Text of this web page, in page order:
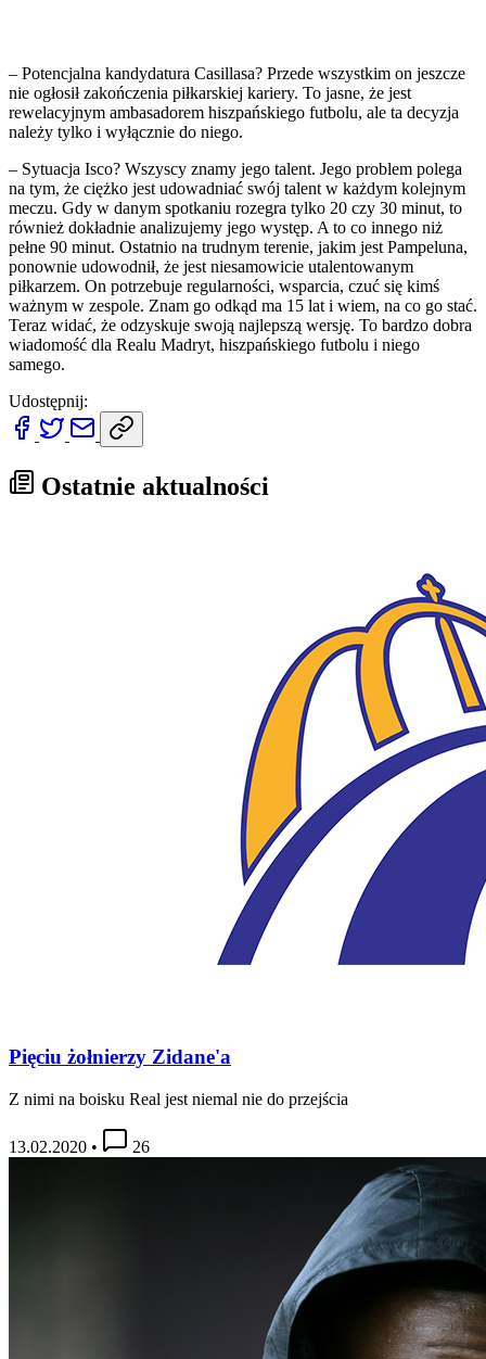
– Potencjalna kandydatura Casillasa? Przede wszystkim on jeszcze
nie ogłosił zakończenia piłkarskiej kariery. To jasne, że jest
rewelacyjnym ambasadorem hiszpańskiego futbolu, ale ta decyzja
należy tylko i wyłącznie do niego.
– Sytuacja Isco? Wszyscy znamy jego talent. Jego problem polega
na tym, że ciężko jest udowadniać swój talent w każdym kolejnym
meczu. Gdy w danym spotkaniu rozegra tylko 20 czy 30 minut, to
również dokładnie analizujemy jego występ. A to co innego niż
pełne 90 minut. Ostatnio na trudnym terenie, jakim jest Pampeluna,
ponownie udowodnił, że jest niesamowicie utalentowanym
piłkarzem. On potrzebuje regularności, wsparcia, czuć się kimś
ważnym w zespole. Znam go odkąd ma 15 lat i wiem, na co go stać.
Teraz widać, że odzyskuje swoją najlepszą wersję. To bardzo dobra
wiadomość dla Realu Madryt, hiszpańskiego futbolu i niego
samego.
Udostępnij:
Ostatnie aktualności
Pięciu żołnierzy Zidane'a
Z nimi na boisku Real jest niemal nie do przejścia
13.02.2020 • 26